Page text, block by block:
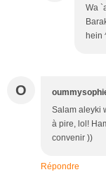
Wa
hein
O
Salam aleyki
à pire, lol!
convenir ))
Répondre